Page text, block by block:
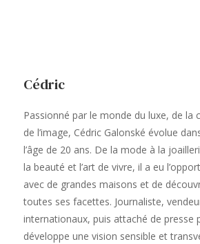
Cédric
Passionné par le monde du luxe, de la
de l’image, Cédric Galonské évolue
l’âge de 20 ans. De la mode à la
la beauté et l’art de vivre, il a eu
avec de grandes maisons et de
toutes ses facettes. Journaliste,
internationaux, puis attaché de presse
développe une vision sensible et